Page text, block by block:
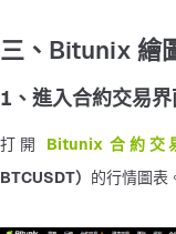
三、Bitunix 繪
1、進入合約交易界
打開 Bitunix 合約交
BTCUSDT） 的行情圖表